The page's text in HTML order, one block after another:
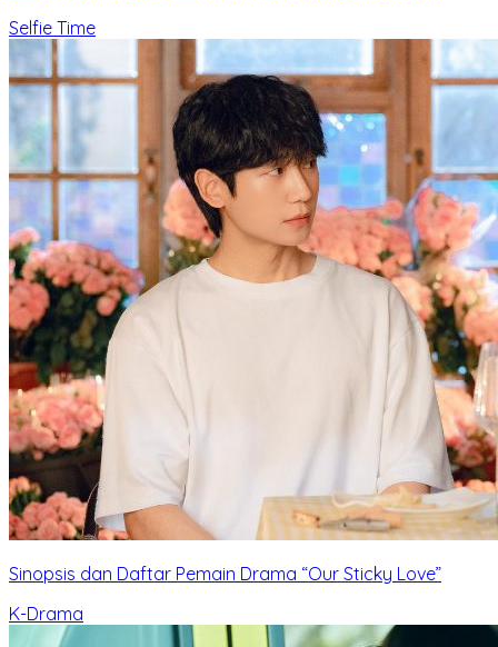
Selfie Time
Sinopsis dan Daftar Pemain Drama “Our Sticky Love”
K-Drama